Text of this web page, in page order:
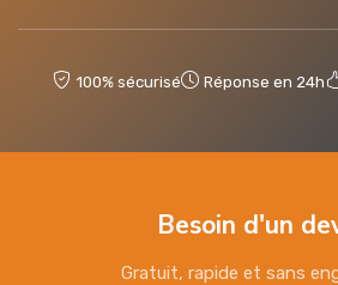
100% sécurisé Réponse en 24h
Besoin d'un
Gratuit, rapide et sans